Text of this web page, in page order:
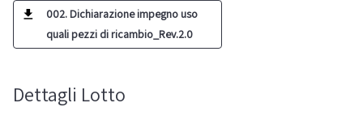
002. Dichiarazione impegno uso
quali pezzi di ricambio_Rev.2.0
Dettagli Lotto